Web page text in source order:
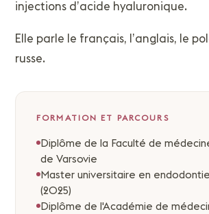
injections d’acide hyaluronique.
Elle parle le français, l’anglais, le
russe.
FORMATION ET PARCOURS
Diplôme de la Faculté de
de Varsovie
Master universitaire en
(2025)
Diplôme de l'Académie de